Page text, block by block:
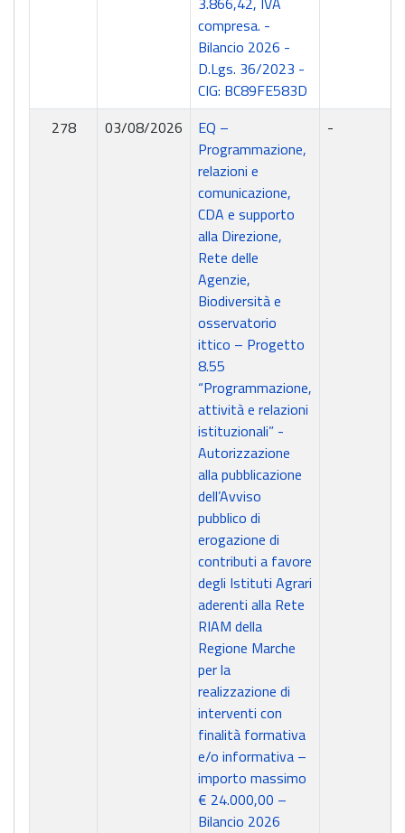
compresa. -
Bilancio 2026 -
D.Lgs. 36/2023 -
CIG: BC89FE583D
278 03/08/2026
EQ –
Programmazione,
relazioni e
comunicazione,
CDA e supporto
alla Direzione,
Rete delle
Agenzie,
Biodiversità e
osservatorio
ittico – Progetto
8.55
“Programmazione,
attività e relazioni
istituzionali” -
Autorizzazione
alla pubblicazione
dell’Avviso
pubblico di
erogazione di
contributi a favore
degli Istituti Agrari
aderenti alla Rete
RIAM della
Regione Marche
per la
realizzazione di
interventi con
finalità formativa
e/o informativa –
importo massimo
€ 24.000,00 –
Bilancio 2026
-